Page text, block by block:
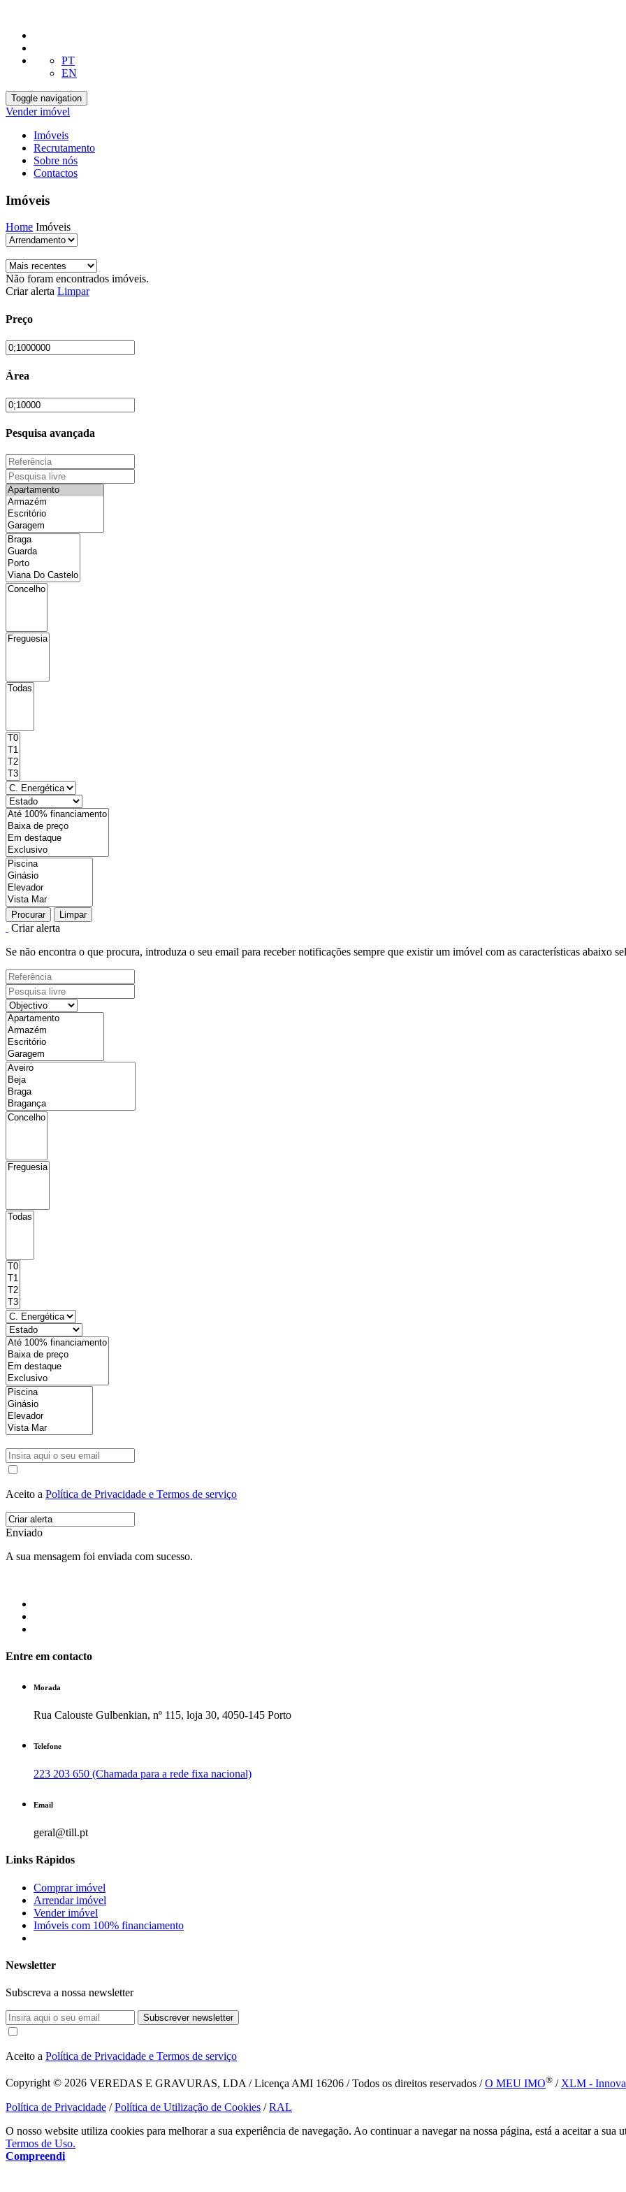
PT
EN
Toggle navigation
Vender imóvel
Imóveis
Recrutamento
Sobre nós
Contactos
Imóveis
Home Imóveis
Não foram encontrados imóveis.
Criar alerta Limpar
Preço
Área
Pesquisa avançada
Procurar Limpar
Criar alerta
Se não encontra o que procura, introduza o seu email para receber notificações sempre que existir um imóvel com as características abaixo
Aceito a Política de Privacidade e Termos de serviço
Enviado
A sua mensagem foi enviada com sucesso.
Entre em contacto
Morada
Rua Calouste Gulbenkian, nº 115, loja 30, 4050-145 Porto
Telefone
223 203 650 (Chamada para a rede fixa nacional)
Email
geral@till.pt
Links Rápidos
Comprar imóvel
Arrendar imóvel
Vender imóvel
Imóveis com 100% financiamento
Newsletter
Subscreva a nossa newsletter
Subscrever newsletter
Aceito a Política de Privacidade e Termos de serviço
Copyright © 2026 VEREDAS E GRAVURAS, LDA / Licença AMI 16206 / Todos os direitos reservados /O MEU IMO® / XLM -
Política de Privacidade /Política de Utilização de Cookies /RAL
O nosso website utiliza cookies para melhorar a sua experiência de navegação. Ao continuar a navegar na nossa página, está a aceitar a sua
Termos de Uso.
Compreendi